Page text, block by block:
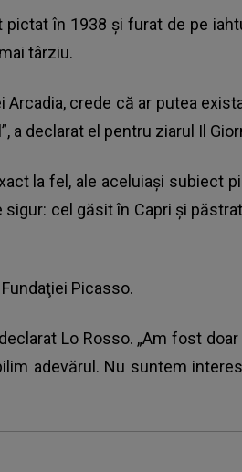
în 1938 şi furat de pe
târziu.
Arcadia, crede că ar putea
a declarat el pentru ziarul Il
la fel, ale aceluiaşi subiect
cel găsit în Capri şi
Picasso.
Lo Rosso. „Am fost
adevărul. Nu suntem